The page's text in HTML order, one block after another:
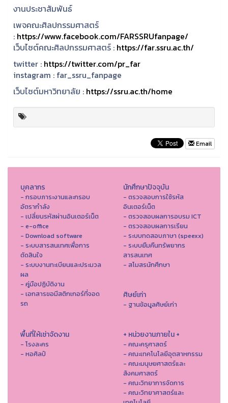
งานประชาสัมพันธ์
เพจคณะศิลปกรรมศาสตร์
: https://www.facebook.com/FARSSRUfanpage/
เว็บไซต์คณะศิลปกรรมศาสตร์ : https://far.ssru.ac.th/
twitter : https://twitter.com/pr_far
instagram : far_ssru_fanpage
เว็บไซต์มหาวิทยาลัย : https://ssru.ac.th/home
Email
บุคลากร
- กรอบภาระงานและกรอบ
อัตรากำลัง
- เปลี่ยนรหัสผ่านอินเตอร์เน็ต
- e-office
- Download software
- ระบบสารสนเทศเพื่อการ
ตัดสินใจ
- ระบบงานทะเบียนและประมวล
ผล
- คู่มือปฏิบัติงาน
- เอกสารขอมีสติกเกอร์ที่จอด
รถ
นักศึกษาปัจจุบัน
- ตรวจสอบการใช้รหัส
อินเตอร์เน็ต
- ตรวจสอบผลการอบรม ICT
- ตรวจสอบผลการเรียน
- ระบบทดสอบภาษา (speexx)
- ระบบยืมคืนทรัพยากร
สารสนเทศ
- สโมสรนักศึกษา
ศิษย์เก่า
- ฐานข้อมูลศิษย์เก่า
พื้นที่ให้เช่าจัดงาน
- โรงละคร
- หอศิลป์
+ หน่วยงานภายใน +
- คณะครุศาสตร์
- คณะเทคโนโลยีอุตสาหกรรม
- คณะมนุษยศาสตร์และ
สังคมศาสตร์
- คณะวิทยาการจัดการ
- คณะวิทยาศาสตร์และ